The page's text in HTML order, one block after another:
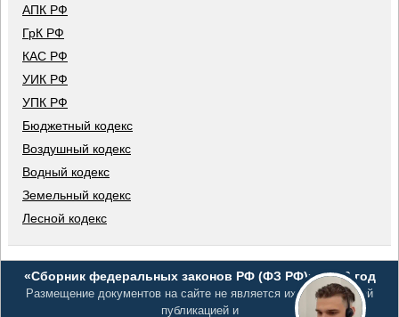
АПК РФ
ГрК РФ
КАС РФ
УИК РФ
УПК РФ
Бюджетный кодекс
Воздушный кодекс
Водный кодекс
Земельный кодекс
Лесной кодекс
«Сборник федеральных законов РФ (ФЗ РФ)», 2026 год
Размещение документов на сайте не является их официальной
публикацией и